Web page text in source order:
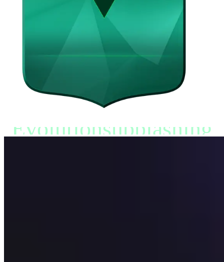
Evolutionsupplåsning